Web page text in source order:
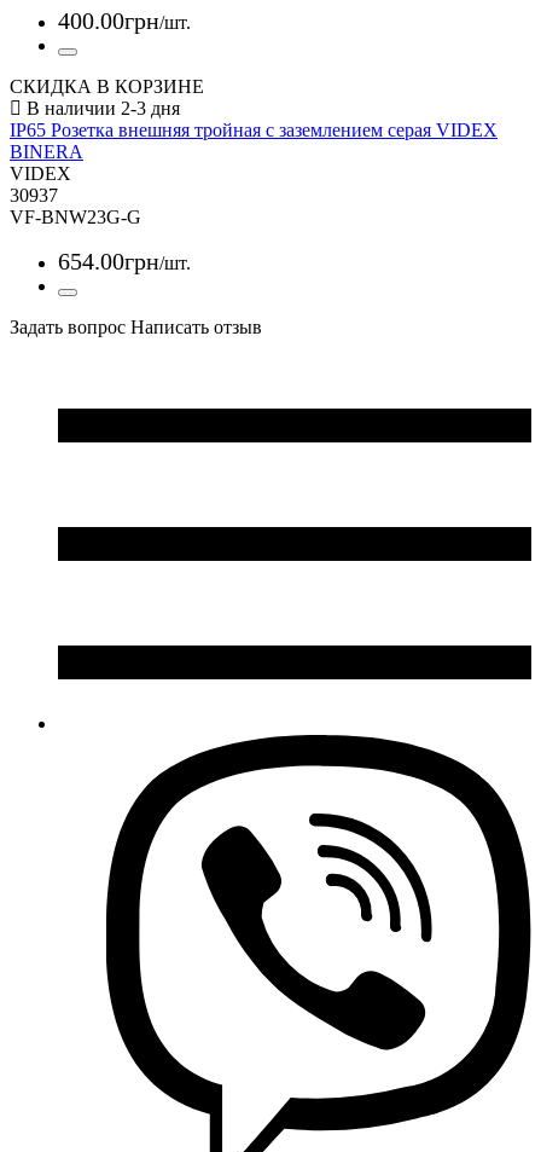
400.00грн/шт.
СКИДКА В КОРЗИНЕ
IP65 Розетка внешняя тройная с заземлением серая VIDEX
BINERA
VIDEX
30937
VF-BNW23G-G
654.00грн/шт.
Задать вопрос Написать отзыв